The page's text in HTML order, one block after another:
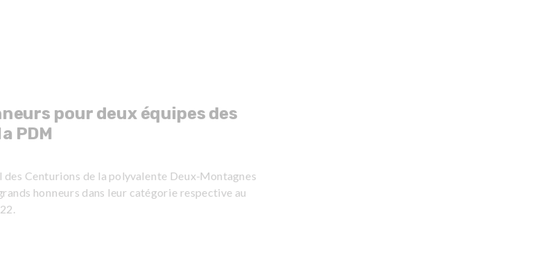
pour deux équipes des
PDM
Centurions de la polyvalente Deux-Montagnes
honneurs dans leur catégorie respective au